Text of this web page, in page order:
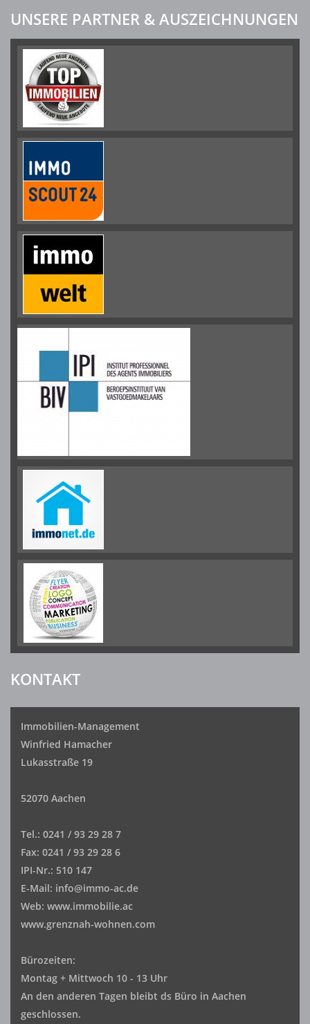
UNSERE PARTNER & AUSZEICHNUNGEN
KONTAKT
Immobilien-Management
Winfried Hamacher
Lukasstraße 19
52070 Aachen
Tel.: 0241 / 93 29 28 7
Fax: 0241 / 93 29 28 6
IPI-Nr.: 510 147
E-Mail: info@immo-ac.de
Web: www.immobilie.ac
www.grenznah-wohnen.com
Bürozeiten:
Montag + Mittwoch 10 - 13 Uhr
An den anderen Tagen bleibt ds Büro in Aachen
geschlossen.